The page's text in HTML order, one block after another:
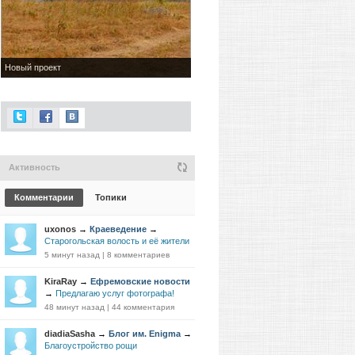
Новый проект
Активность
Комментарии Топики
uxonos → Краеведение →
Старогольская волость и её жители
5 минут назад | 8 комментариев
KiraRay → Ефремовские новости
→ Предлагаю услуг фотографа!
48 минут назад | 44 комментария
diadiaSasha → Блог им. Enigma →
Благоустройство рощи